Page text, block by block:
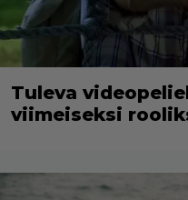
Tuleva
viimeiseksi